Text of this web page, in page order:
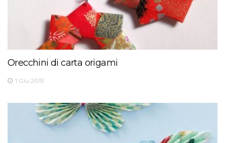
Orecchini di carta origami
1 Giu 2015